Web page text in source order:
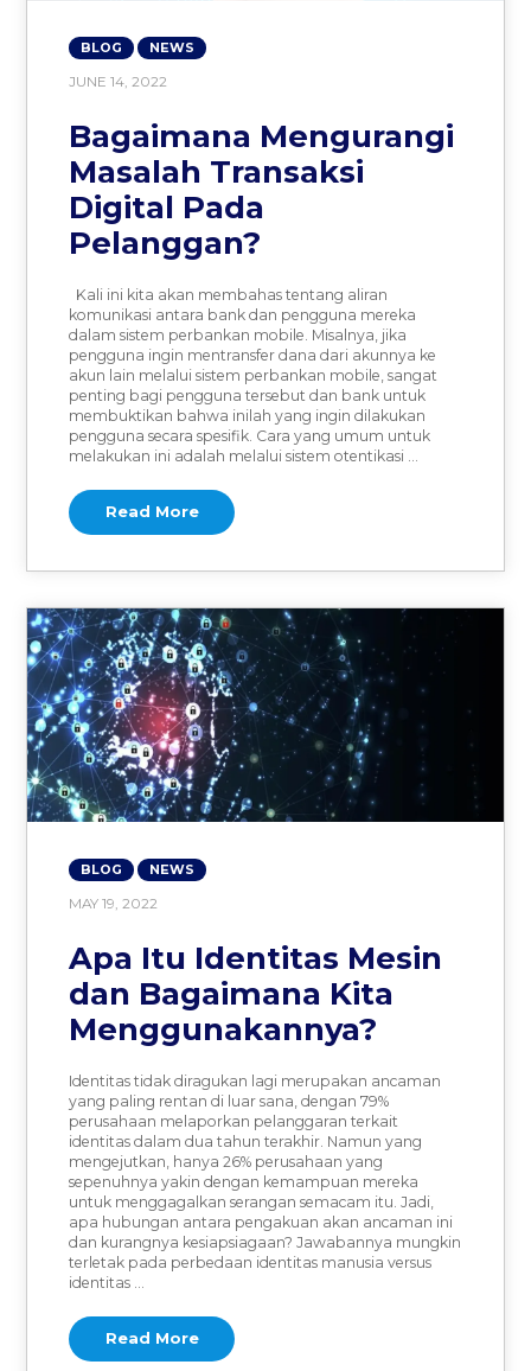
BLOG NEWS
JUNE 14, 2022
Bagaimana Mengurangi
Masalah Transaksi
Digital Pada
Pelanggan?
Kali ini kita akan membahas tentang aliran
komunikasi antara bank dan pengguna mereka
dalam sistem perbankan mobile. Misalnya, jika
pengguna ingin mentransfer dana dari akunnya ke
akun lain melalui sistem perbankan mobile, sangat
penting bagi pengguna tersebut dan bank untuk
membuktikan bahwa inilah yang ingin dilakukan
pengguna secara spesifik. Cara yang umum untuk
melakukan ini adalah melalui sistem otentikasi …
Read More
BLOG NEWS
MAY 19, 2022
Apa Itu Identitas Mesin
dan Bagaimana Kita
Menggunakannya?
Identitas tidak diragukan lagi merupakan ancaman
yang paling rentan di luar sana, dengan 79%
perusahaan melaporkan pelanggaran terkait
identitas dalam dua tahun terakhir. Namun yang
mengejutkan, hanya 26% perusahaan yang
sepenuhnya yakin dengan kemampuan mereka
untuk menggagalkan serangan semacam itu. Jadi,
apa hubungan antara pengakuan akan ancaman ini
dan kurangnya kesiapsiagaan? Jawabannya mungkin
terletak pada perbedaan identitas manusia versus
identitas …
Read More